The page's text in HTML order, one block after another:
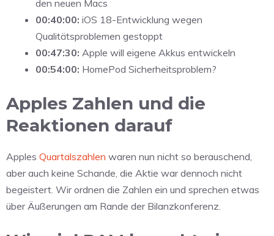
den neuen Macs
00:40:00: iOS 18-Entwicklung wegen
Qualitätsproblemen gestoppt
00:47:30: Apple will eigene Akkus entwickeln
00:54:00: HomePod Sicherheitsproblem?
Apples Zahlen und die
Reaktionen darauf
Apples Quartalszahlen waren nun nicht so berauschend,
aber auch keine Schande, die Aktie war dennoch nicht
begeistert. Wir ordnen die Zahlen ein und sprechen etwas
über Äußerungen am Rande der Bilanzkonferenz.